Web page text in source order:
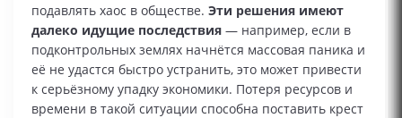
подавлять хаос в обществе. Эти решения имеют
далеко идущие последствия — например, если в
подконтрольных землях начнётся массовая паника и
её не удастся быстро устранить, это может привести
к серьёзному упадку экономики. Потеря ресурсов и
времени в такой ситуации способна поставить крест